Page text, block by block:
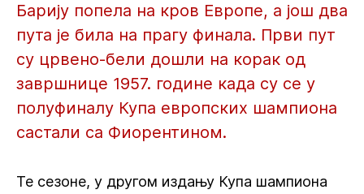
Барију попела на кров Европе, а још два
пута је била на прагу финала. Први пут
су црвено-бели дошли на корак од
завршнице 1957. године када су се у
полуфиналу Купа европских шампиона
састали са Фиорентином.
Те сезоне, у другом издању Купа шампиона